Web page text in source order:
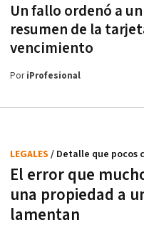
Un fallo ordenó a
resumen de la
vencimiento
PoriProfesional
El error que
una propiedad a
lamentan
LEGALES / Detalle que pocos